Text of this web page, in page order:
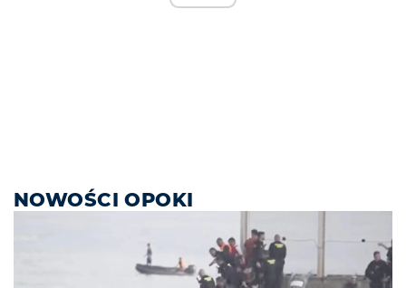
NOWOŚCI OPOKI